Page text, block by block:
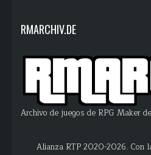
RMARCHIV.DE
Archivo de juegos de RPG Maker
Alianza RTP 2020-2026. Con